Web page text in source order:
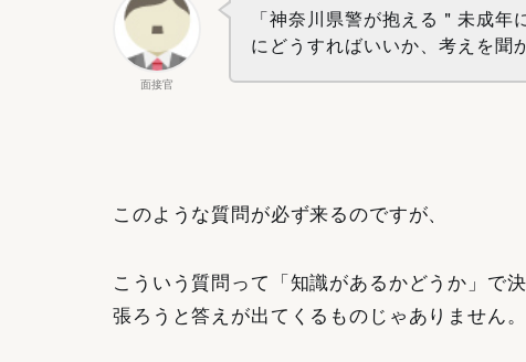
面接官
「神奈川県警が抱える＂未成
にどうすればいいか、考えを聞
このような質問が必ず来るのですが、
こういう質問って「知識があるかどうか」で
張ろうと答えが出てくるものじゃありません。